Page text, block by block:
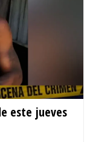
este jueves